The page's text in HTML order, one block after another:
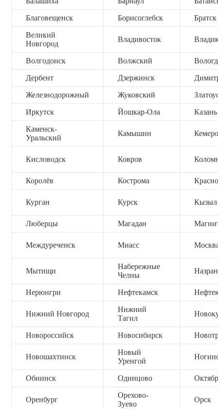
Благовещенск Борисоглебск Братск
Великий
Новгород
Владивосток
Волгодонск Волжский
Дербент Дзержинск
Железнодорожный Жуковский
Иркутск Йошкар-Ола Казань
Каменск-
Уральский
Камышин
Кисловодск Ковров
Королёв Кострома
Курган Курск Кызыл
Люберцы Магадан
Междуреченск Миасс
Мытищи
Набережные
Челны
Нерюнгри Нефтекамск
Нижний Новгород
Нижний
Тагил
Новороссийск Новосибирск
Новошахтинск
Новый
Уренгой
Обнинск Одинцово
Оренбург
Орехово-
Зуево
Орск